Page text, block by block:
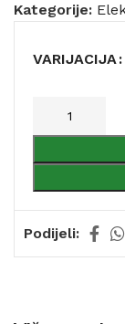
Kategorije:
VARIJACIJA
Podijeli: